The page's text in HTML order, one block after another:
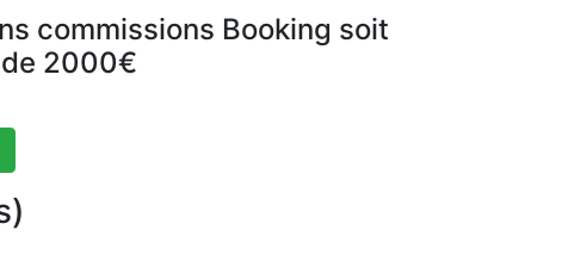
commissions Booking soit
2000€